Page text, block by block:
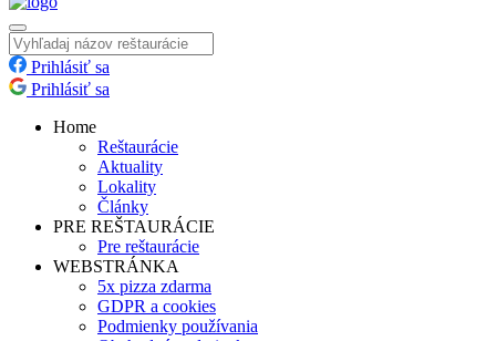
Prihlásiť sa
Prihlásiť sa
Home
Reštaurácie
Aktuality
Lokality
Články
PRE REŠTAURÁCIE
Pre reštaurácie
WEBSTRÁNKA
5x pizza zdarma
GDPR a cookies
Podmienky používania